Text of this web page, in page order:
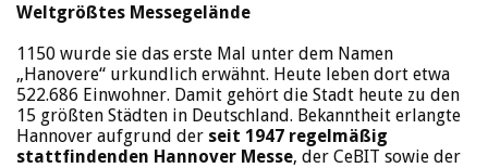
Weltgrößtes Messegelände
1150 wurde sie das erste Mal unter dem Namen
„Hanovere“ urkundlich erwähnt. Heute leben dort etwa
522.686 Einwohner. Damit gehört die Stadt heute zu den
15 größten Städten in Deutschland. Bekanntheit erlangte
Hannover aufgrund der seit 1947 regelmäßig
stattfindenden Hannover Messe, der CeBIT sowie der